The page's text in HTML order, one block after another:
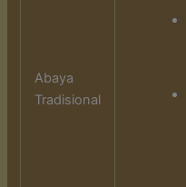
Abaya
Tradisional